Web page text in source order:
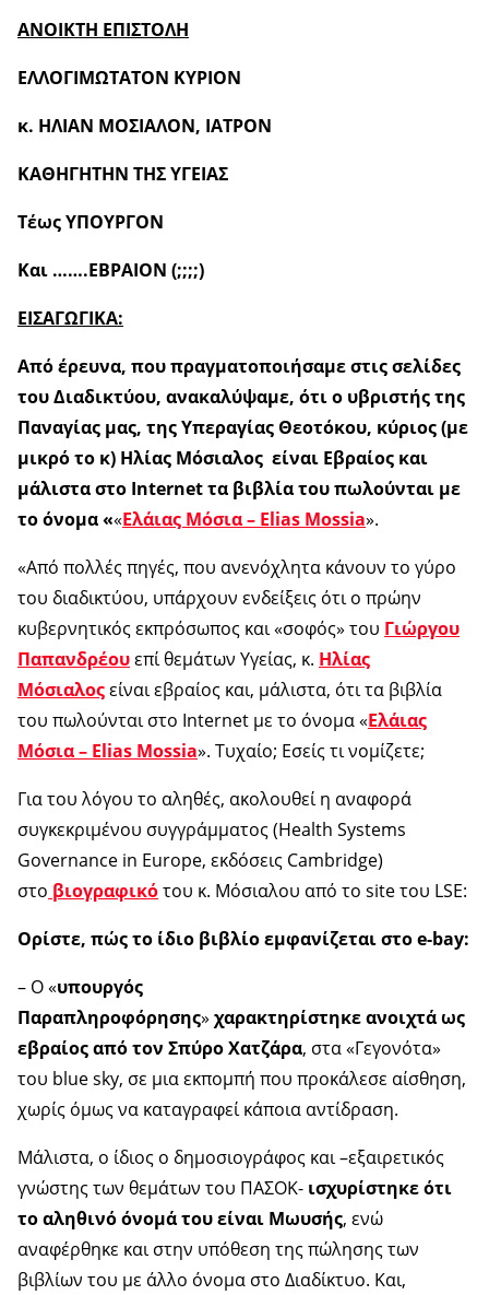
ΑΝΟΙΚΤΗ ΕΠΙΣΤΟΛΗ
ΕΛΛΟΓΙΜΩΤΑΤΟΝ ΚΥΡΙΟΝ
κ. ΗΛΙΑΝ ΜΟΣΙΑΛΟΝ, ΙΑΤΡΟΝ
ΚΑΘΗΓΗΤΗΝ ΤΗΣ ΥΓΕΙΑΣ
Τέως ΥΠΟΥΡΓΟΝ
Και …….ΕΒΡΑΙΟΝ (;;;;)
ΕΙΣΑΓΩΓΙΚΑ:
Από έρευνα, που πραγματοποιήσαμε στις σελίδες
του Διαδικτύου, ανακαλύψαμε, ότι ο υβριστής της
Παναγίας μας, της Υπεραγίας Θεοτόκου, κύριος (με
μικρό το κ) Ηλίας Μόσιαλος είναι Εβραίος και
μάλιστα στο Ιnternetτα βιβλία του πωλούνται με
το όνομα ««Ελάιας Μόσια – Elias Mossia».
«Από πολλές πηγές, που ανενόχλητα κάνουν το γύρο
του διαδικτύου, υπάρχουν ενδείξεις ότι ο πρώην
κυβερνητικός εκπρόσωπος και «σοφός» του Γιώργου
Παπανδρέουεπί θεμάτων Υγείας, κ. Ηλίας
Μόσιαλοςείναι εβραίος και, μάλιστα, ότι τα βιβλία
του πωλούνται στο Internet με το όνομα «Ελάιας
Μόσια – Elias Mossia». Τυχαίο; Εσείς τι νομίζετε;
Για του λόγου το αληθές, ακολουθεί η αναφορά
συγκεκριμένου συγγράμματος (Health Systems
Governance in Europe, εκδόσεις Cambridge)
στο βιογραφικότου κ. Μόσιαλου από το site του LSE:
Ορίστε, πώς το ίδιο βιβλίο εμφανίζεται στο e-bay:
– Ο «υπουργός
Παραπληροφόρησης» χαρακτηρίστηκε ανοιχτά ως
εβραίος από τον Σπύρο Χατζάρα, στα «Γεγονότα»
του blue sky, σε μια εκπομπή που προκάλεσε αίσθηση,
χωρίς όμως να καταγραφεί κάποια αντίδραση.
Μάλιστα, ο ίδιος ο δημοσιογράφος και –εξαιρετικός
γνώστης των θεμάτων του ΠΑΣΟΚ- ισχυρίστηκε ότι
το αληθινό όνομά του είναι Μωυσής, ενώ
αναφέρθηκε και στην υπόθεση της πώλησης των
βιβλίων του με άλλο όνομα στο Διαδίκτυο. Και,